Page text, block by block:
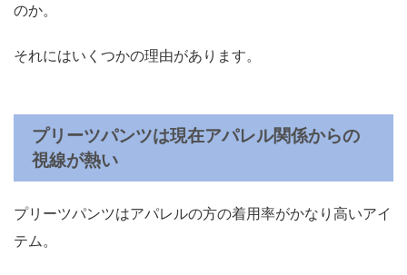
のか。
それにはいくつかの理由があります。
プリーツパンツは現在アパレル関係からの
視線が熱い
プリーツパンツはアパレルの方の着用率がかなり高いアイ
テム。